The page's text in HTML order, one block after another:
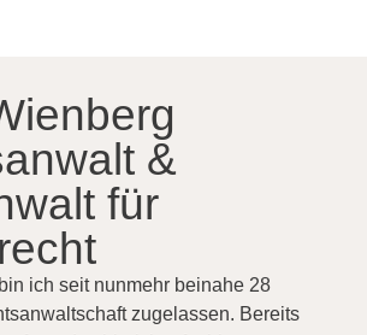
&
für
ich seit nunmehr beinahe 28
zugelassen. Bereits